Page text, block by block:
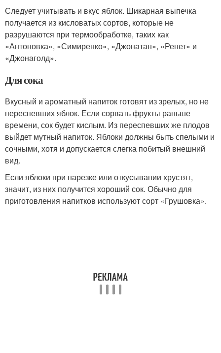
Следует учитывать и вкус яблок. Шикарная выпечка
получается из кисловатых сортов, которые не
разрушаются при термообработке, таких как
«Антоновка», «Симиренко», «Джонатан», «Ренет» и
«Джонаголд».
Для сока
Вкусный и ароматный напиток готовят из зрелых, но не
переспевших яблок. Если сорвать фрукты раньше
времени, сок будет кислым. Из переспевших же плодов
выйдет мутный напиток. Яблоки должны быть спелыми и
сочными, хотя и допускается слегка побитый внешний
вид.
Если яблоки при нарезке или откусывании хрустят,
значит, из них получится хороший сок. Обычно для
приготовления напитков используют сорт «Грушовка».